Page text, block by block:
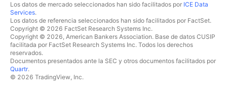
Los datos de mercado seleccionados han sido facilitados por ICE Data
Services.
Los datos de referencia seleccionados han sido facilitados por FactSet.
Copyright © 2026 FactSet Research Systems Inc.
Copyright © 2026, American Bankers Association. Base de datos CUSIP
facilitada por FactSet Research Systems Inc. Todos los derechos
reservados.
Documentos presentados ante la SEC y otros documentos facilitados por
Quartr.
© 2026 TradingView, Inc.